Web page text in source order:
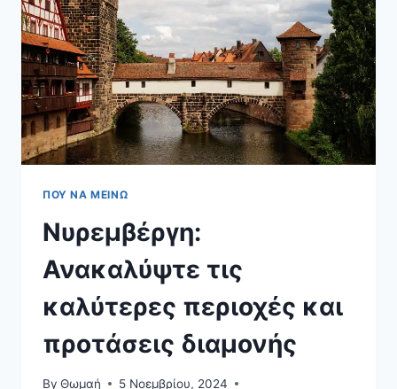
ΔΙΚΑΙΟΣΎΝΗΣ
ΠΟΥ ΝΑ ΜΕΊΝΩ
Νυρεμβέργη:
Ανακαλύψτε τις
καλύτερες περιοχές και
προτάσεις διαμονής
By Θωμαή
5 Νοεμβρίου, 2024